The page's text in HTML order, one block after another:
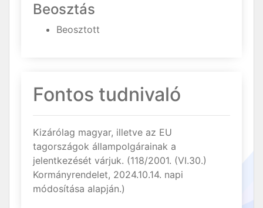
Beosztás
Beosztott
Fontos tudnivaló
Kizárólag magyar, illetve az EU
tagországok állampolgárainak a
jelentkezését várjuk. (118/2001. (VI.30.)
Kormányrendelet, 2024.10.14. napi
módosítása alapján.)